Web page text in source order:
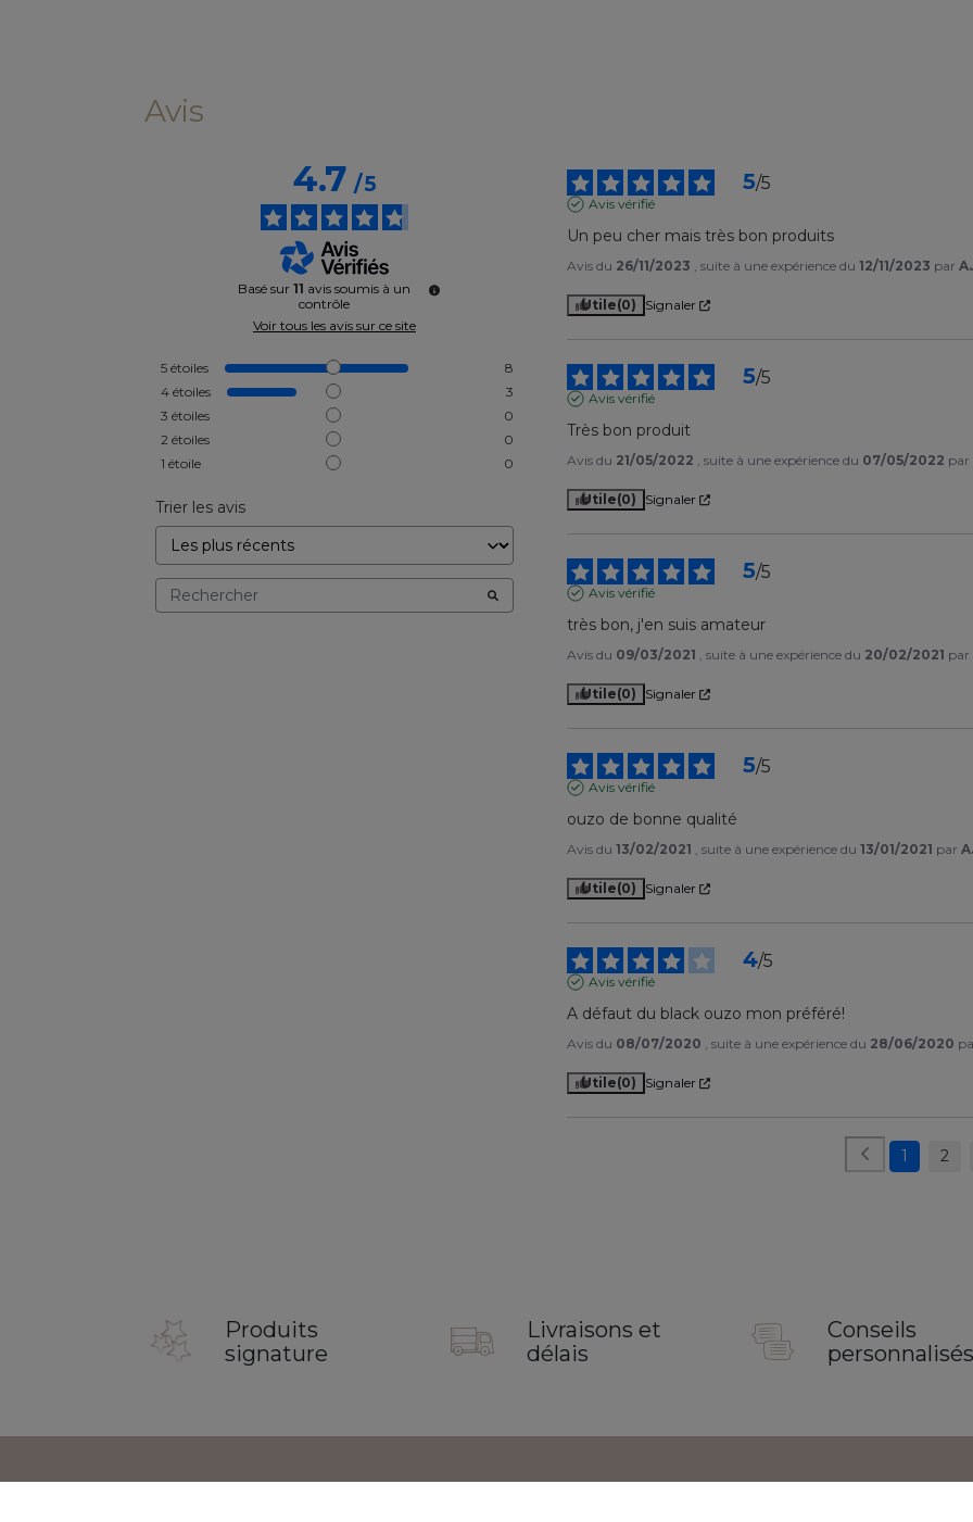
Avis
4.7/5
Basé sur11 avis soumis à un
contrôle
Voir tous les avis sur ce site
5 étoiles
8
4 étoiles
3
3 étoiles
0
2 étoiles
0
1 étoile 0
Trier les avis
5/5
Avis vérifié
Un peu cher mais très bon produits
Avis du 26/11/2023 , suite à une expérience du12/11/2023 par
Utile(0) Signaler
5/5
Avis vérifié
Très bon produit
Avis du 21/05/2022 , suite à une expérience du 07/05/2022 par
Utile(0) Signaler
5/5
Avis vérifié
très bon, j'en suis amateur
Avis du 09/03/2021 , suite à une expérience du 20/02/2021 par
Utile(0) Signaler
5/5
Avis vérifié
ouzo de bonne qualité
Avis du13/02/2021 , suite à une expérience du13/01/2021 par
Utile(0) Signaler
4/5
Avis vérifié
A défaut du black ouzo mon préféré!
Avis du 08/07/2020 , suite à une expérience du 28/06/2020
Utile(0) Signaler
1 2
Produits
signature
Livraisons et
délais
Conseils
personnalisés